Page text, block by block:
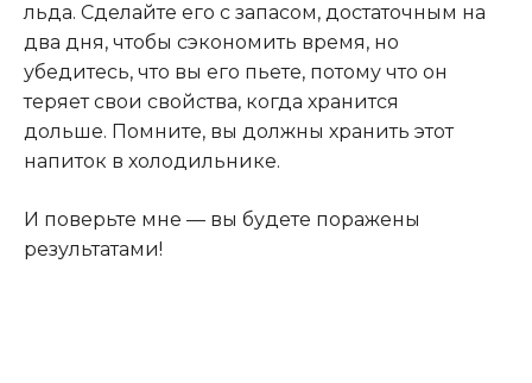
льда. Сделайте его с запасом, достаточным на
два дня, чтобы сэкономить время, но
убедитесь, что вы его пьете, потому что он
теряет свои свойства, когда хранится
дольше. Помните, вы должны хранить этот
напиток в холодильнике.
И поверьте мне — вы будете поражены
результатами!